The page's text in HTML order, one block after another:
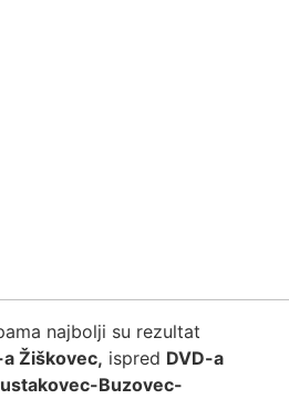
najbolji su rezultat
a Žiškovec, ispred DVD-a
Buzovec-